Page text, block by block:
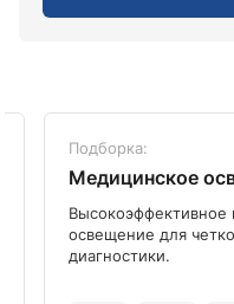
Подборка:
Медицинское
Высокоэффективное
освещение для
диагностики.